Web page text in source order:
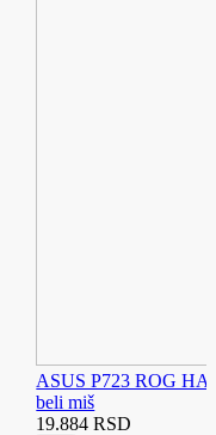
ASUS P723 ROG
beli miš
19.884 RSD